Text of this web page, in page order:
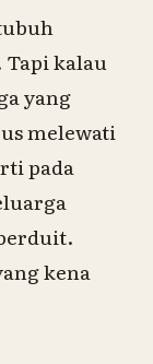
kalau
yang
melewati
pada
kena